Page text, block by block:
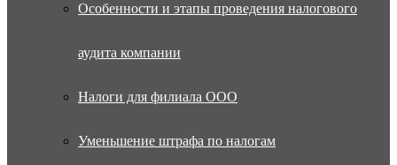
Особенности и этапы проведения налогового
аудита компании
Налоги для филиала ООО
Уменьшение штрафа по налогам